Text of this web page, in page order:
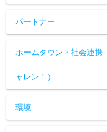
パートナー
ホームタウン・社会連携
ャレン！）
環境